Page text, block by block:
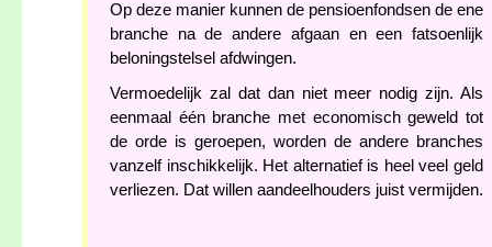
Op deze manier kunnen de pensioenfondsen de ene
branche na de andere afgaan en een fatsoenlijk
beloningstelsel afdwingen.
Vermoedelijk zal dat dan niet meer nodig zijn. Als
eenmaal één branche met economisch geweld tot
de orde is geroepen, worden de andere branches
vanzelf inschikkelijk. Het alternatief is heel veel geld
verliezen. Dat willen aandeelhouders juist vermijden.